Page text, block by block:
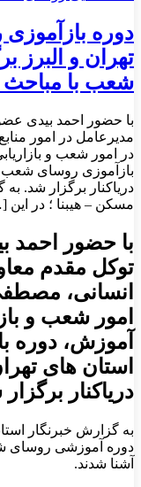
دوره
تهران و البرز
شعب با مباحث
با حضور احمد بیدی
مدیرعامل در امور
در امور شعب و
بازآموزی روسای شعب
دریاکنار برگزار شد.
مسکن – هیبنا ؛ در این
با حضور احمد
توکل مقدم
انسانی،
امور شعب و
آموزش، دوره
استان های
دریاکنار
به گزارش خبرنگار
دوره آموزشی روسای
آشنا شدند.